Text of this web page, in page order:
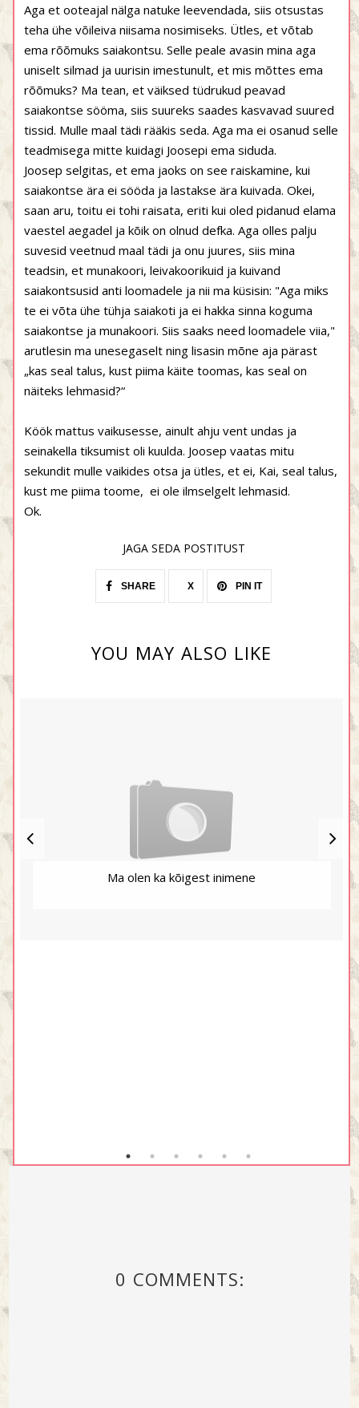
Aga et ooteajal nälga natuke leevendada, siis otsustas
teha ühe võileiva niisama nosimiseks. Ütles, et võtab
ema rõõmuks saiakontsu. Selle peale avasin mina aga
uniselt silmad ja uurisin imestunult, et mis mõttes ema
rõõmuks? Ma tean, et väiksed tüdrukud peavad
saiakontse sööma, siis suureks saades kasvavad suured
tissid. Mulle maal tädi rääkis seda. Aga ma ei osanud selle
teadmisega mitte kuidagi Joosepi ema siduda.
Joosep selgitas, et ema jaoks on see raiskamine, kui
saiakontse ära ei sööda ja lastakse ära kuivada. Okei,
saan aru, toitu ei tohi raisata, eriti kui oled pidanud elama
vaestel aegadel ja kõik on olnud defka. Aga olles palju
suvesid veetnud maal tädi ja onu juures, siis mina
teadsin, et munakoori, leivakoorikuid ja kuivand
saiakontsusid anti loomadele ja nii ma küsisin: "Aga miks
te ei võta ühe tühja saiakoti ja ei hakka sinna koguma
saiakontse ja munakoori. Siis saaks need loomadele viia,"
arutlesin ma unesegaselt ning lisasin mõne aja pärast
„kas seal talus, kust piima käite toomas, kas seal on
näiteks lehmasid?“
Köök mattus vaikusesse, ainult ahju vent undas ja
seinakella tiksumist oli kuulda. Joosep vaatas mitu
sekundit mulle vaikides otsa ja ütles, et ei, Kai, seal talus,
kust me piima toome, ei ole ilmselgelt lehmasid.
Ok.
JAGA SEDA POSTITUST
SHARE X PIN IT
YOU MAY ALSO LIKE
Ma olen ka kõigest inimene
0 COMMENTS: